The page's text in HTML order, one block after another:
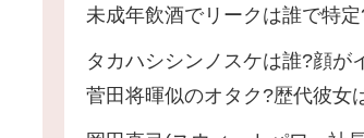
未成年飲酒でリークは誰で特定
タカハシシンノスケは誰?顔が
菅田将暉似のオタク?歴代彼女